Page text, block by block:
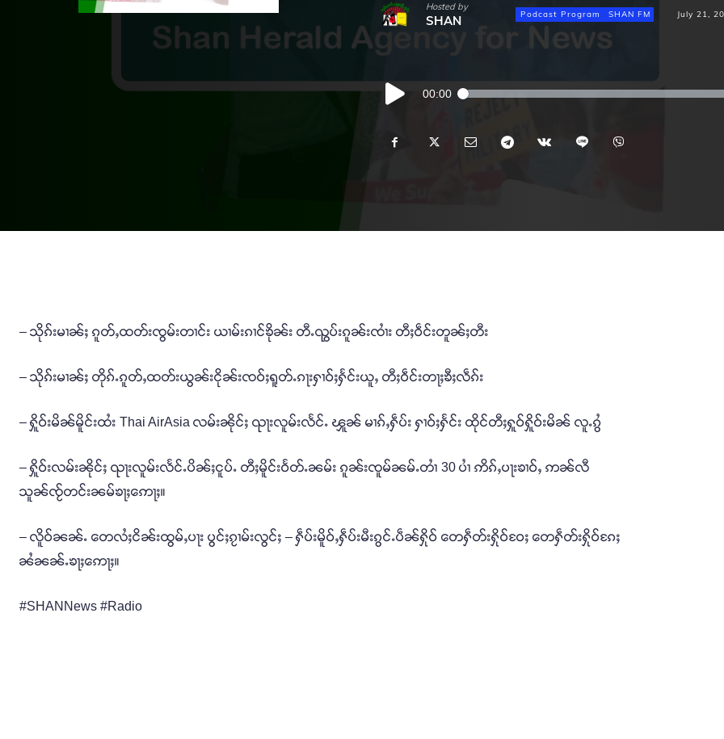
Hosted by
SHAN Podcast Program SHAN FM July 21,
Audio
Player
00:00
– သိုၵ်းမၢၼ်ႈ ၵူတ်ႇထတ်းၸွမ်းတၢင်း ယၢမ်းၵၢင်ၶိုၼ်း တီႉၺွပ်းၵူၼ်းၸၢႆး တီႈဝဵင်းတူၼ်ႈတီး
– သိုၵ်းမၢၼ်ႈ တိုၵ်ႉၵူတ်ႇထတ်းယွၼ်းငိုၼ်းၸဝ်ႈရူတ်ႉၵႃးႁၢဝ်ႈႁႅင်းယူႇ တီႈဝဵင်းတႃႈၶီႈလဵၵ်း
– ႁိူဝ်းမိၼ်မိူင်းထႆး Thai AirAsia လမ်းၼိုင်ႈ ၺႃးလူမ်းလႅင်ႉ ၾူၼ် မၢၵ်ႇႁဵပ်း ႁၢဝ်ႈႁႅင်း ထိုင်တီႈႁူဝ်ႁိူဝ်းမိၼ် လူႉၵွႆ
– ႁိူဝ်းလမ်းၼိုင်ႈ ၺႃးလူမ်းလႅင်ႉပိၼ်ႈငူပ်ႉ တီႈမိူင်းဝႅတ်ႉၼမ်း ၵူၼ်းၸူမ်ၼမ်ႉတၢႆ 30 ပၢႆ ဢိၵ်ႇပႃးၶၢဝ်ႇ ဢၼ်လီ
သူၼ်ၸႂ်တင်းၼမ်ၶႃႈဢေႃႈ။
– လိူဝ်ၼၼ်ႉ တေလႆႈငိၼ်းထွမ်ႇပႃး ပွင်ႈၵႂၢမ်းလွင်ႈ – ႁဵပ်းမိူဝ်ႇႁဵပ်းမီးၵွင်ႉပဵၼ်ႁိုဝ် တေႁဵတ်းႁိုဝ်ဝႄႈ တေႁဵတ်းႁိုဝ်ၵႄႈ
ၼႆၼၼ်ႉၶႃႈဢေႃႈ။
#SHANNews #Radio